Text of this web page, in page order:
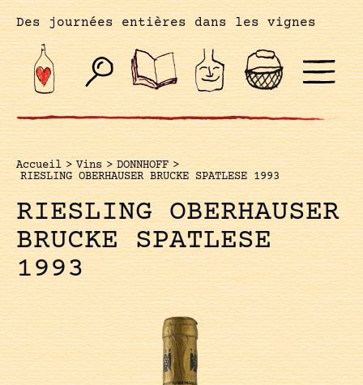
Des journées entières dans les vignes
Accueil > Vins > DONNHOFF >
RIESLING OBERHAUSER BRUCKE SPATLESE 1993
RIESLING OBERHAUSER
BRUCKE SPATLESE
1993